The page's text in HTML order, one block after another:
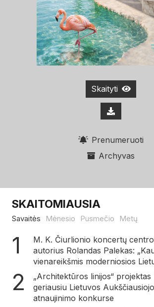
Skaityti
Prenumeruoti
Archyvas
SKAITOMIAUSIA
Savaitės Mėnesio Pusmečio Metų
M. K. Čiurlionio koncertų
autorius Rolandas Palekas:
vienareikšmis moderniosios
„Architektūros linijos“ projektas
geriausiu Lietuvos
atnaujinimo konkurse